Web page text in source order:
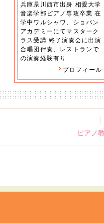
兵庫県川西市出身 相愛大学
音楽学部ピアノ専攻卒業 在
学中ワルシャワ、ショパン
アカデミーにてマスターク
ラス受講 終了演奏会に出演
合唱団伴奏、レストランで
の演奏経験有り
プロフィール
ピアノ